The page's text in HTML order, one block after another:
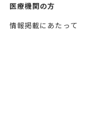
医療機関の方
情報掲載にあたって